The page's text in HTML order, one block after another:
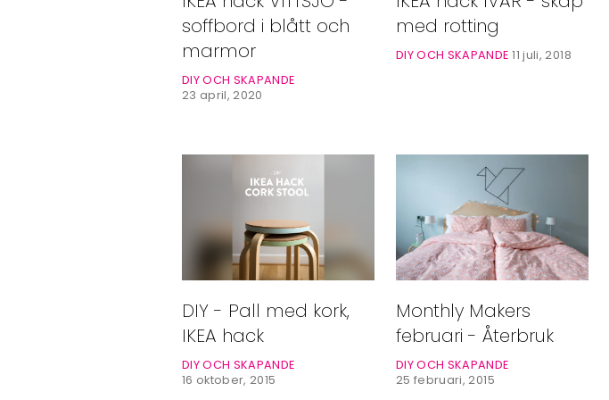
Shop
soffbord i blått och
marmor
DIY OCH SKAPANDE
23 april, 2020
med rotting
DIY OCH SKAPANDE 11 juli, 2018
DIY - Pall med kork,
IKEA hack
DIY OCH SKAPANDE
16 oktober, 2015
Monthly Makers
februari - Återbruk
DIY OCH SKAPANDE
25 februari, 2015